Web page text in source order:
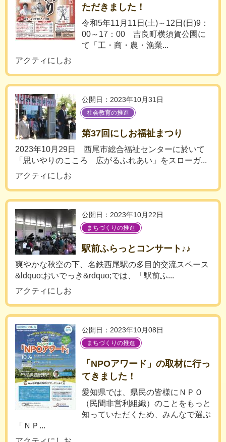
ただきました！
令和5年11月11日(土)～12日(日)9：
00～17：00 吉良町横須賀公園に
て「工・商・農・漁業...
アクティにしお
公開日：2023年10月31日
社会教育の推進
第37回にしお福祉まつり
2023年10月29日 西尾市総合福祉センターに於いて
「思いやりのこころ 広がるふれあい」をスローガ...
アクティにしお
公開日：2023年10月22日
まちづくりの推進
駅前ふらっとコンサート♪♪
爽やかな秋空の下、名鉄西尾駅の多目的交流スペース
&ldquo;おいでっき&rdquo;では、「駅前ふ...
アクティにしお
公開日：2023年10月08日
まちづくりの推進
「NPOアワード」の取材に行っ
てきました！
愛知県では、県民の皆様にＮＰＯ
（民間非営利組織）のことをもっと
知っていただくため、みんなで選ぶ
「ＮＰ...